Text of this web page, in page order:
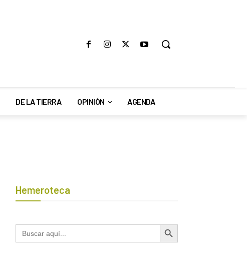
DE LA TIERRA OPINIÓN AGENDA
Hemeroteca
Buscar: Botón de búsqueda